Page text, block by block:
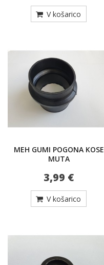
V košarico
MEH GUMI POGONA KOSE
MUTA
3,99 €
V košarico